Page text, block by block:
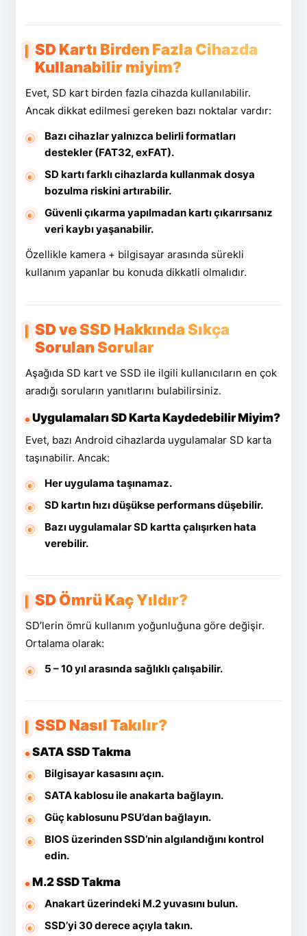
SD Kartı Birden Fazla Cihazda
Kullanabilir miyim?
Evet, SD kart birden fazla cihazda kullanılabilir.
Ancak dikkat edilmesi gereken bazı noktalar vardır:
Bazı cihazlar yalnızca belirli formatları
destekler (FAT32, exFAT).
SD kartı farklı cihazlarda kullanmak dosya
bozulma riskini artırabilir.
Güvenli çıkarma yapılmadan kartı çıkarırsanız
veri kaybı yaşanabilir.
Özellikle kamera + bilgisayar arasında sürekli
kullanım yapanlar bu konuda dikkatli olmalıdır.
SD ve SSD Hakkında Sıkça
Sorulan Sorular
Aşağıda SD kart ve SSD ile ilgili kullanıcıların en çok
aradığı soruların yanıtlarını bulabilirsiniz.
Uygulamaları SD Karta Kaydedebilir Miyim?
Evet, bazı Android cihazlarda uygulamalar SD karta
taşınabilir. Ancak:
Her uygulama taşınamaz.
SD kartın hızı düşükse performans düşebilir.
Bazı uygulamalar SD kartta çalışırken hata
verebilir.
SD Ömrü Kaç Yıldır?
SD’lerin ömrü kullanım yoğunluğuna göre değişir.
Ortalama olarak:
5 – 10 yıl arasında sağlıklı çalışabilir.
SSD Nasıl Takılır?
SATA SSD Takma
Bilgisayar kasasını açın.
SATA kablosu ile anakarta bağlayın.
Güç kablosunu PSU’dan bağlayın.
BIOS üzerinden SSD’nin algılandığını kontrol
edin.
M.2 SSD Takma
Anakart üzerindeki M.2 yuvasını bulun.
SSD’yi 30 derece açıyla takın.